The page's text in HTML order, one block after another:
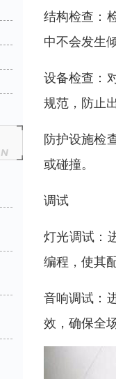
结构检查：
中不会发生
设备检查：
规范，防止
防护设施检
或碰撞。
调试
灯光调试：
编程，使其
音响调试：
效，确保全